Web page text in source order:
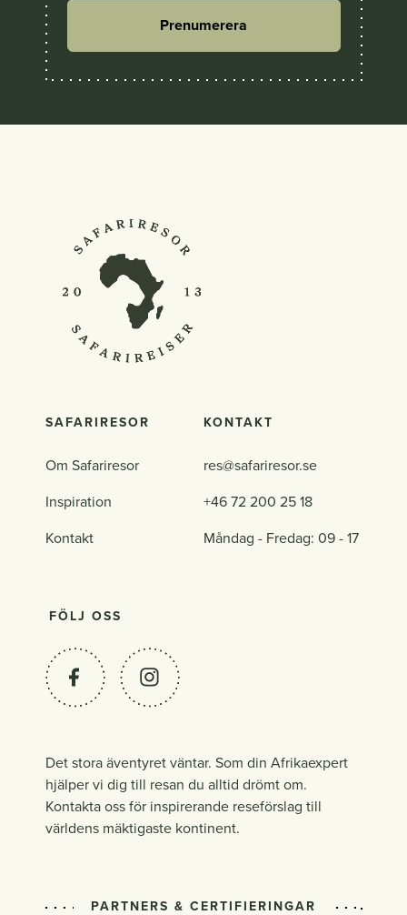
Prenumerera
SAFARIRESOR
Om Safariresor
Inspiration
Kontakt
KONTAKT
res@safariresor.se
+46 72 200 25 18
Måndag - Fredag: 09 - 17
FÖLJ OSS
Det stora äventyret väntar. Som din Afrikaexpert
hjälper vi dig till resan du alltid drömt om.
Kontakta oss för inspirerande reseförslag till
världens mäktigaste kontinent.
PARTNERS & CERTIFIERINGAR